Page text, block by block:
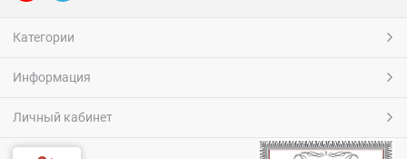
Категории
Информация
Личный кабинет